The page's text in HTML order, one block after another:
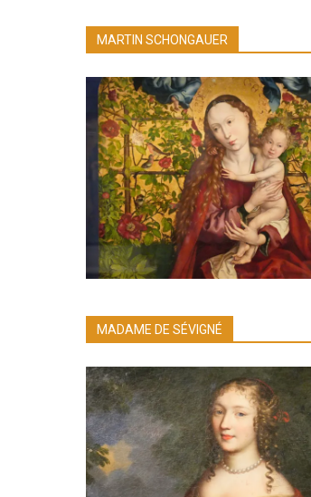
MARTIN SCHONGAUER
MADAME DE SÉVIGNÉ